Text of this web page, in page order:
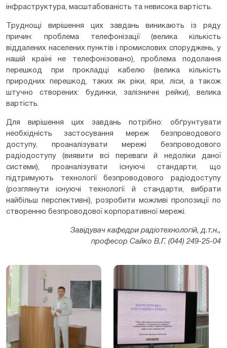
інфраструктура, масштабованість та невисока вартість.
Труднощі вирішення цих завдань виникають із ряду
причин: проблема телефонізації (велика кількість
віддалених населених пунктів і промислових споруджень, у
нашій країні не телефонізовано), проблема подолання
перешкод при прокладці кабелю (велика кількість
природних перешкод, таких як ріки, яри, ліси, а також
штучно створених: будинки, залізничні рейки), велика
вартість.
Для вирішення цих завдань потрібно: обґрунтувати
необхідність застосування мереж безпроводового
доступу, проаналізувати мережі безпроводового
радіодоступу (виявити всі переваги й недоліки даної
системи), проаналізувати існуючі стандарти, що
підтримують технології безпроводового радіодоступу
(розглянути існуючі технології й стандарти, вибрати
найбільш перспективні), розробити можливі пропозиції по
створенню безпроводової корпоративної мережі.
Завідувач кафедри радіотехнологій, д.т.н.,
професор Сайко В.Г. (044) 249-25-04